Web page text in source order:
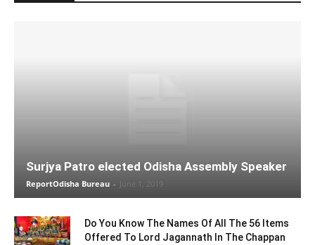
Surjya Patro elected Odisha Assembly Speaker
ReportOdisha Bureau - June 1, 2019
Do You Know The Names Of All The 56 Items
Offered To Lord Jagannath In The Chappan